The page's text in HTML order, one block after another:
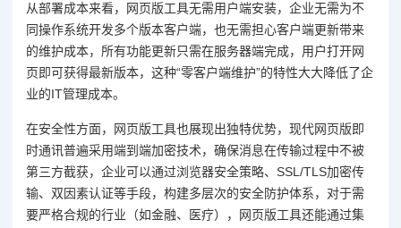
从部署成本来看，网页版工具无需用户端安装，企业无需为不
同操作系统开发多个版本客户端，也无需担心客户端更新带来
的维护成本，所有功能更新只需在服务器端完成，用户打开网
页即可获得最新版本，这种“零客户端维护”的特性大大降低了企
业的IT管理成本。
在安全性方面，网页版工具也展现出独特优势，现代网页版即
时通讯普遍采用端到端加密技术，确保消息在传输过程中不被
第三方截获，企业可以通过浏览器安全策略、SSL/TLS加密传
输、双因素认证等手段，构建多层次的安全防护体系，对于需
要严格合规的行业（如金融、医疗），网页版工具还能通过集